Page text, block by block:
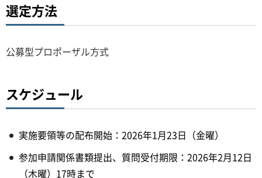
選定方法
公募型プロポーザル方式
スケジュール
実施要領等の配布開始：2026年1月23日（金曜）
参加申請関係書類提出、質問受付期限：2026年2月12日
（木曜）17時まで